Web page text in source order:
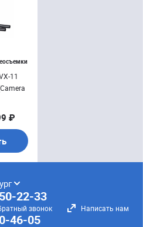
11
₽
22-33
звонок Написать нам
46-05